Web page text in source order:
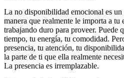
La no disponibilidad emocional es un
manera que realmente le importa a tu
trabajando duro para proveer. Puede
tiempo, tu energía, tu comodidad.
presencia, tu atención, tu
la parte de ti que ella realmente
La presencia es irremplazable.